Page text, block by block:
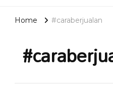
Home #caraberjualan